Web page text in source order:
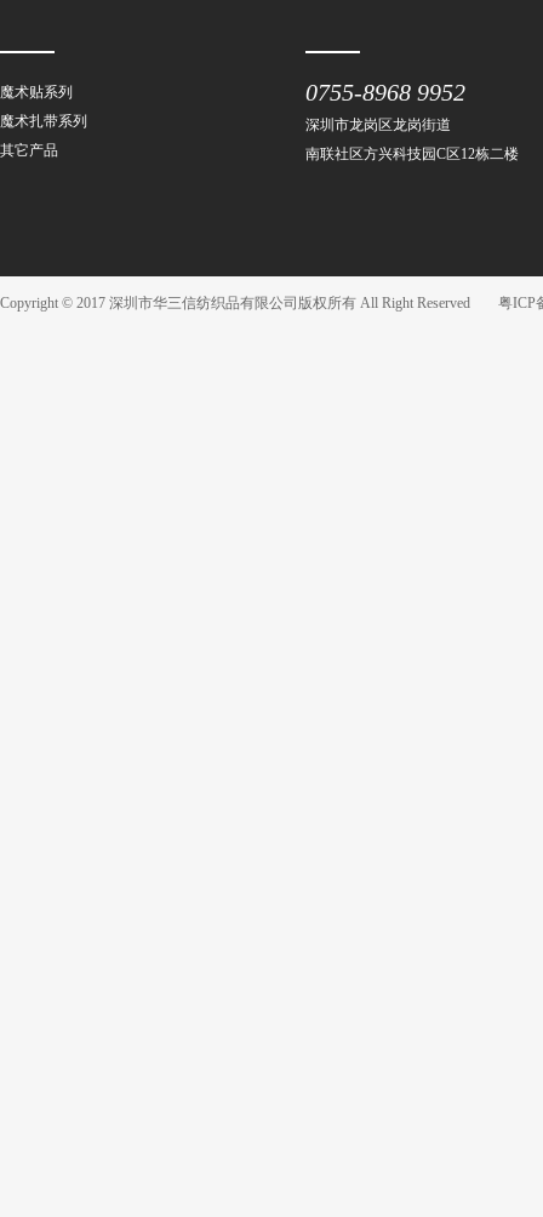
魔术贴系列
魔术扎带系列
其它产品
0755-8968 9952
深圳市龙岗区龙岗街道
南联社区方兴科技园C区12栋二楼
Copyright © 2017 深圳市华三信纺织品有限公司版权所有 All Right Reserved 粤ICP